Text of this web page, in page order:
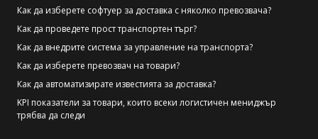
Как да изберете софтуер за доставка с няколко превозвача?
Как да проведете прост транспортен търг?
Как да внедрите система за управление на транспорта?
Как да изберете превозвач на товари?
Как да автоматизирате известията за доставка?
KPI показатели за товари, които всеки логистичен мениджър
трябва да следи